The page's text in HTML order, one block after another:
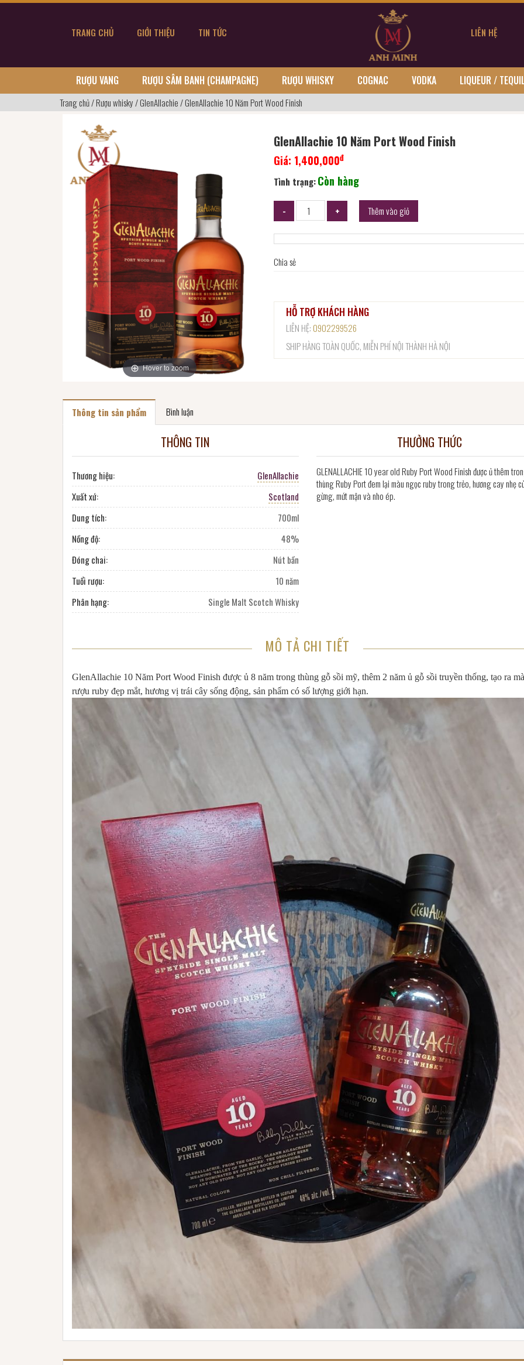
TRANG CHỦ GIỚI THIỆU TIN TỨC LIÊN HỆ
RƯỢU VANG RƯỢU SÂM BANH (CHAMPAGNE) RƯỢU WHISKY COGNAC VODKA LIQUEUR /
Trang chủ/Rượu whisky/GlenAllachie/GlenAllachie 10 Năm Port Wood Finish
Hover to zoom
GlenAllachie 10 Năm Port Wood Finish
Giá: 1,400,000đ
Tình trạng:Còn hàng
Thêm vào giỏ
Chia sẻ
HỖ TRỢ KHÁCH HÀNG
LIÊN HỆ:0902299526
SHIP HÀNG TOÀN QUỐC, MIỄN PHÍ NỘI THÀNH HÀ NỘI
Thông tin sản phẩm Bình luận
THÔNG TIN
Thương hiệu:
GlenAllachie
Xuất xứ:
Scotland
Dung tích:
700ml
Nồng độ:
48%
Đóng chai:
Nút bần
Tuổi rượu:
10 năm
Phân hạng:
Single Malt Scotch Whisky
THƯỞNG THỨC
GLENALLACHIE 10 year old Ruby Port Wood Finish được ủ thêm
thùng Ruby Port đem lại màu ngọc ruby trong trẻo, hương cay nhẹ
gừng, mứt mận và nho ép.
MÔ TẢ CHI TIẾT
GlenAllachie 10 Năm Port Wood Finish được ủ 8 năm trong thùng gỗ sồi mỹ, thêm 2 năm ủ gỗ sồi truyền thống, tạo ra
rượu ruby đẹp mắt, hương vị trái cây sống động, sản phẩm có số lượng giới hạn.